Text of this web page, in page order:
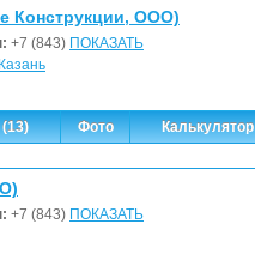
Конструкции, ООО)
+7 (843) ПОКАЗАТЬ
Казань
Фото Калькулятор
+7 (843) ПОКАЗАТЬ